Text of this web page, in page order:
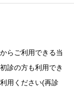
らご利用できる当
診の方も利用でき
用ください(再診